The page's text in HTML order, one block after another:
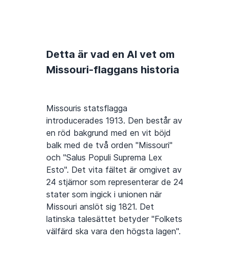
Detta är vad en AI vet om
Missouri-flaggans historia
Missouris statsflagga
introducerades 1913. Den består av
en röd bakgrund med en vit böjd
balk med de två orden "Missouri"
och "Salus Populi Suprema Lex
Esto". Det vita fältet är omgivet av
24 stjärnor som representerar de 24
stater som ingick i unionen när
Missouri anslöt sig 1821. Det
latinska talesättet betyder "Folkets
välfärd ska vara den högsta lagen".